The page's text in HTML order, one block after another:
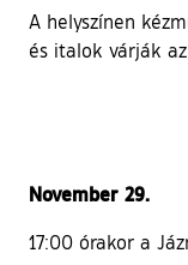
A helyszínen
és italok várják
November 29.
17:00 órakor a